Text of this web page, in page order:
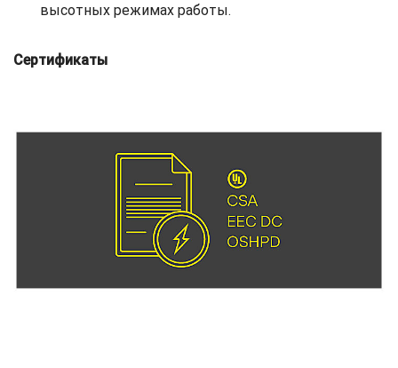
высотных режимах работы.
Сертификаты